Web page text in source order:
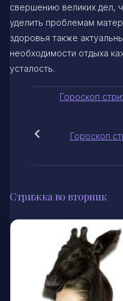
свершению великих дел,
уделить проблемам
здоровья также
необходимости отдыха
усталость.
Гороскоп
Гороскоп
Стрижка во вторник